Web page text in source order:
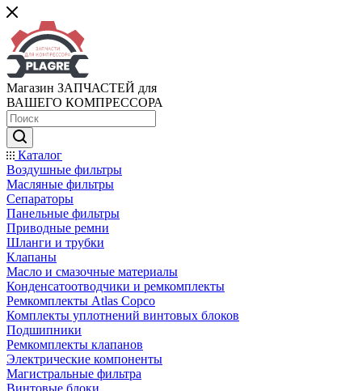
Магазин ЗАПЧАСТЕЙ для
ВАШЕГО КОМПРЕССОРА
Каталог
Воздушные фильтры
Масляные фильтры
Сепараторы
Панельные фильтры
Приводные ремни
Шланги и трубки
Клапаны
Масло и смазочные материалы
Конденсатоотводчики и ремкомплекты
Ремкомплекты Atlas Copco
Комплекты уплотнений винтовых блоков
Подшипники
Ремкомплекты клапанов
Электрические компоненты
Магистральные фильтра
Винтовые блоки